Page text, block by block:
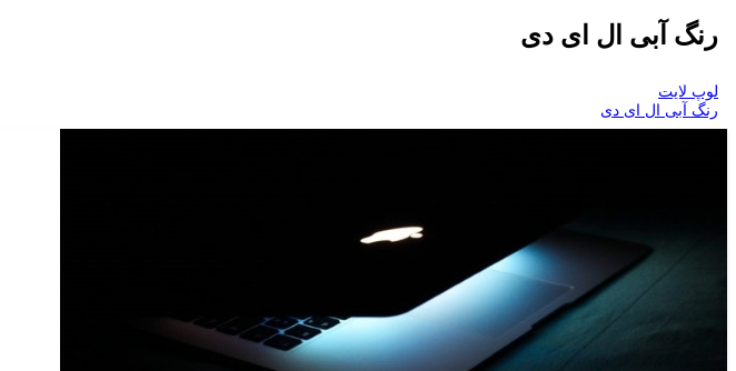
رنگ آبی ال ای دی
لوپ لایت
رنگ آبی ال ای دی